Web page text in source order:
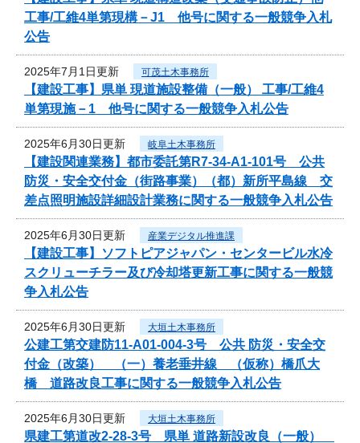
工事/工維4単第現構－J1 他号に関する一般競争入札
公告
2025年7月1日更新 可茂土木事務所
【建設工事】県単 現道施設整備（一般） 工事/工維4
単第現施－1 他号に関する一般競争入札公告
2025年6月30日更新 岐阜土木事務所
【建設関連業務】都市委託第R7-34-A1-101号 公共
防災・安全交付金（街路事業）（都）新所平島線 交
差点照明施設詳細設計業務に関する一般競争入札公告
2025年6月30日更新 産業デジタル推進課
【建設工事】ソフトピアジャパン・センタービル水冷
スクリューチラー及び冷却塔更新工事に関する一般競
争入札公告
2025年6月30日更新 大垣土木事務所
公建工第交建防11-A01-004-3号 公共 防災・安全交
付金（改築） （一）養老垂井線 （仮称）橋爪大
橋 道路改良工事に関する一般競争入札公告
2025年6月30日更新 大垣土木事務所
県建工第道改2-28-3号 県単 道路新設改良（一般）